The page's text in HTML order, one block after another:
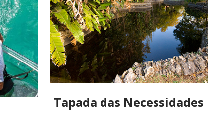
Tapada das Necessidades